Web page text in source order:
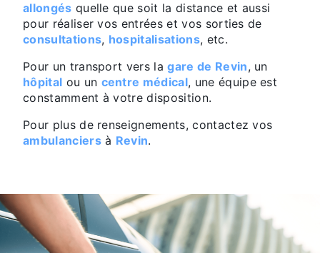
allongés quelle que soit la distance et aussi
pour réaliser vos entrées et vos sorties de
consultations, hospitalisations, etc.
Pour un transport vers lagare de Revin, un
hôpital ou un centre médical, une équipe est
constamment à votre disposition.
Pour plus de renseignements, contactez vos
ambulanciersà Revin.